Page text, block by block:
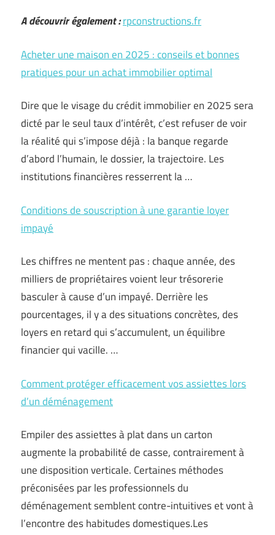
A découvrir également :rpconstructions.fr
Acheter une maison en 2025 : conseils et bonnes
pratiques pour un achat immobilier optimal
Dire que le visage du crédit immobilier en 2025 sera
dicté par le seul taux d’intérêt, c’est refuser de voir
la réalité qui s’impose déjà : la banque regarde
d’abord l’humain, le dossier, la trajectoire. Les
institutions financières resserrent la …
Conditions de souscription à une garantie loyer
impayé
Les chiffres ne mentent pas : chaque année, des
milliers de propriétaires voient leur trésorerie
basculer à cause d’un impayé. Derrière les
pourcentages, il y a des situations concrètes, des
loyers en retard qui s’accumulent, un équilibre
financier qui vacille. …
Comment protéger efficacement vos assiettes lors
d’un déménagement
Empiler des assiettes à plat dans un carton
augmente la probabilité de casse, contrairement à
une disposition verticale. Certaines méthodes
préconisées par les professionnels du
déménagement semblent contre-intuitives et vont à
l’encontre des habitudes domestiques.Les